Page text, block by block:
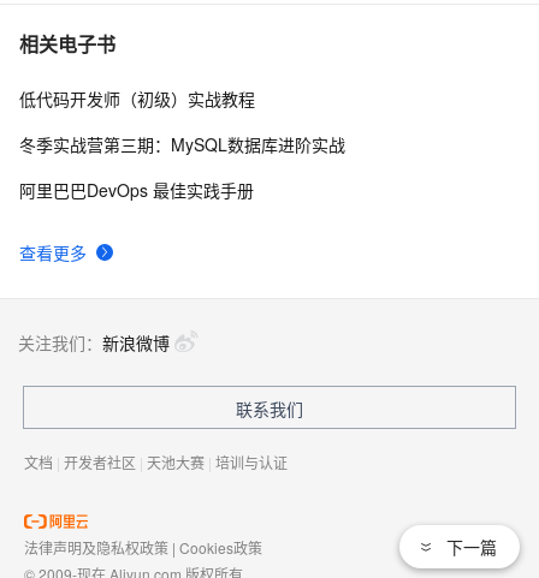
7 [LeetCode] Generate Parentheses 生成括号
8 [LeetCode] Implement Stack using Queues 用队列来
相关电子书
查看更多
低代码开发师（初级）实战教程
冬季实战营第三期：MySQL数据库进阶实战
阿里巴巴DevOps 最佳实践手册
下一篇
关注我们： 新浪微博
联系我们
文档 | 开发者社区 | 天池大赛 | 培训与认证
法律声明及隐私权政策 | Cookies政策
© 2009-现在 Aliyun.com 版权所有